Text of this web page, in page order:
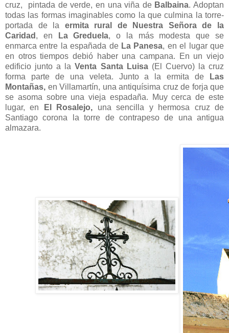
cruz, pintada de verde, en una viña deBalbaina. Adoptan
todas las formas imaginables como la que culmina la torre-
portada de la ermita rural de Nuestra Señora de la
Caridad , en La Greduela, o la más modesta que se
enmarca entre la españada de La Panesa, en el lugar que
en otros tiempos debió haber una campana. En un viejo
edificio junto a laVenta Santa Luisa(El Cuervo) la cruz
forma parte de una veleta. Junto a la ermita de
Las
Montañas, en Villamartín, una antiquísima cruz de forja que
se asoma sobre una vieja espadaña. Muy cerca de este
lugar, en
El Rosalejo, una sencilla y hermosa cruz de
Santiago corona la torre de contrapeso de una antigua
almazara.